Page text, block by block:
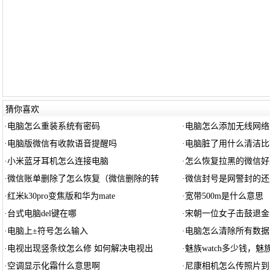
猜你喜欢
· 电脑怎么重装系统有密码 · 电脑怎么添加无线网
· 电脑版微信有收款语音提醒吗 · 电脑脏了用什么清洁
·小米蓝牙耳机怎么连接电脑 · 怎么恢复拉黑的微信
·微信账单删除了怎么恢复（微信删除的转 ·微信封号是网警封的
·红米k30pro变焦版和华为mate · 宽带500m是什么意思
· 台式电脑del键在哪 · 宋朝一位女子击鼓退
· 电脑上±符号怎么输入 · 电脑怎么清除所有数
· 电视出现竖条纹怎么修 如何解决电视出 · 魅族watch多少钱，魅
· 空调显示化霜什么意思啊 · 尼康相机怎么传照片